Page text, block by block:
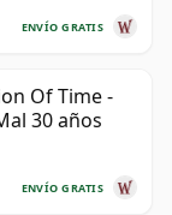
ENVÍO GRATIS
Of Time -
30 años
ENVÍO GRATIS